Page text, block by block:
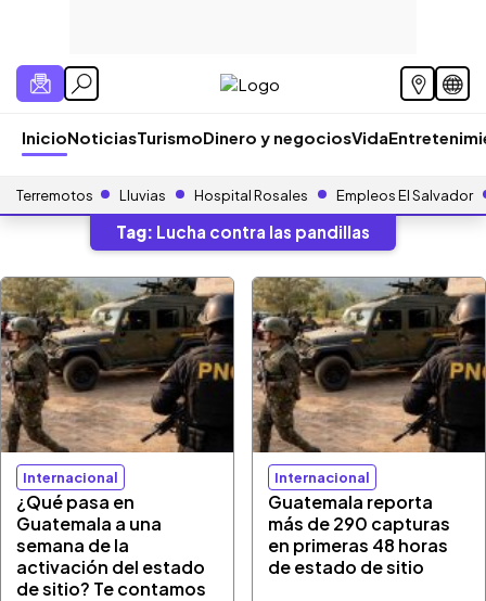
InicioNoticiasTurismoDinero y negociosVida
Terremotos Lluvias Hospital Rosales Empleos El Salvador
Tag: Lucha contra las pandillas
Internacional
¿Qué pasa en
Guatemala a una
semana de la
activación del estado
de sitio? Te contamos
Internacional
Guatemala reporta
más de 290 capturas
en primeras 48 horas
de estado de sitio